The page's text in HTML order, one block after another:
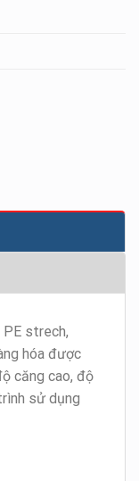
PE strech,
hóa được
căng cao, độ
sử dụng